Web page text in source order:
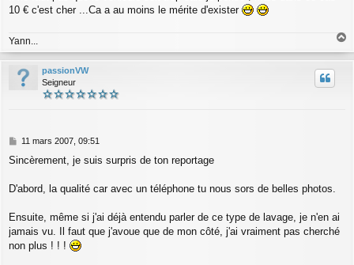
10 € c'est cher ...Ca a au moins le mérite d'exister
Yann...
a
u
passionVW
Seigneur
M
s
a
11 mars 2007, 09:51
Sincèrement, je suis surpris de ton reportage
D'abord, la qualité car avec un téléphone tu nous sors de belles photos.
Ensuite, même si j'ai déjà entendu parler de ce type de lavage, je n'en ai
jamais vu. Il faut que j'avoue que de mon côté, j'ai vraiment pas cherché
non plus ! ! !